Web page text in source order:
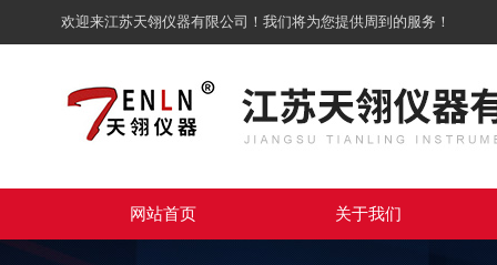
欢迎来江苏天翎仪器有限公司！我们将为您提供周到的服务！
网站首页 关于我们